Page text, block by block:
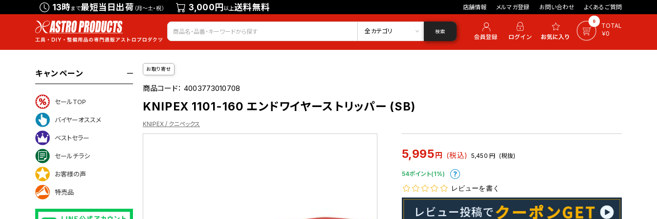
13時まで最短当日出荷 （月～土・祝） 3,000円以上送料無料 店舗情報 メルマガ登録 お問い合わせ よくあるご質問
会員登録 ログイン お気に入り 0
TOTAL
￥0
全カテゴリ 検索
キャンペーン
セールTOP
バイヤーオススメ
ベストセラー
セールチラシ
お客様の声
特売品
お取り寄せ
商品コード：4003773010708
KNIPEX 1101-160 エンドワイヤーストリッパー (SB)
KNIPEX / クニペックス
5,995円 (税込) 5,450 円 (税抜)
54ポイント(1%)
レビューを書く